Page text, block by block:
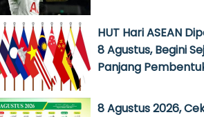
HUT Hari ASEAN
8 Agustus, Begini
Panjang
8 Agustus 2026,